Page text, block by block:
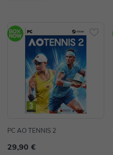
PC AO TENNIS 2
29,90 €